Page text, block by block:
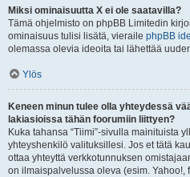
Miksi ominaisuutta X ei ole saatavilla?
Tämä ohjelmisto on phpBB Limitedin
ominaisuus tulisi lisätä, vieraile phpBB
olemassa olevia ideoita tai lähettää
Ylös
Keneen minun tulee olla yhteydessä
lakiasioissa tähän foorumiin liittyen?
Kuka tahansa “Tiimi”-sivulla mainituista
yhteyshenkilö valituksillesi. Jos et tätä
ottaa yhteyttä verkkotunnuksen
on ilmaispalvelussa oleva (esim. Yahoo!,